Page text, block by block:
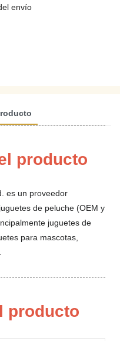
envío
producto
es un proveedor
de peluche (OEM y
juguetes de
para mascotas,
producto